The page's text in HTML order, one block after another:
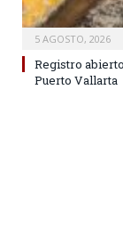
5 AGOSTO, 2026
Registro
Puerto Vallarta